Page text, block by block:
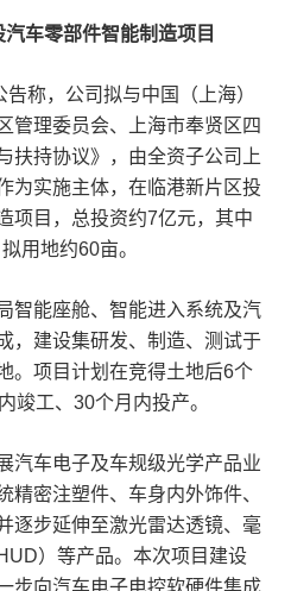
车零部件智能制造项目
称，公司拟与中国（上海）
管理委员会、上海市奉贤区四
扶持协议》，由全资子公司上
为实施主体，在临港新片区投
项目，总投资约7亿元，其中
用地约60亩。
智能座舱、智能进入系统及汽
，建设集研发、制造、测试于
。项目计划在竞得土地后6个
竣工、30个月内投产。
汽车电子及车规级光学产品业
精密注塑件、车身内外饰件、
逐步延伸至激光雷达透镜、毫
）等产品。本次项目建设
步向汽车电子电控软硬件集成